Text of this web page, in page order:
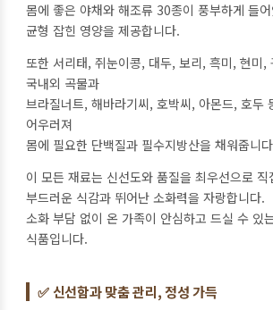
몸에 좋은 야채와 해조류 30종이 풍부하게 들
균형 잡힌 영양을 제공합니다.
또한 서리태, 쥐눈이콩, 대두, 보리, 흑미, 현미,
국내외 곡물과
브라질너트, 해바라기씨, 호박씨, 아몬드, 호두
어우러져
몸에 필요한 단백질과 필수지방산을 채워줍니
이 모든 재료는 신선도와 품질을 최우선으로 직
부드러운 식감과 뛰어난 소화력을 자랑합니다.
소화 부담 없이 온 가족이 안심하고 드실 수 있
식품입니다.
✅ 신선함과 맞춤 관리, 정성 가득